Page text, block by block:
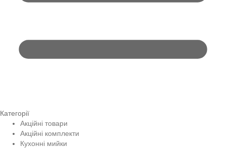
Категорії
Акційні товари
Акційні комплекти
Кухонні мийки